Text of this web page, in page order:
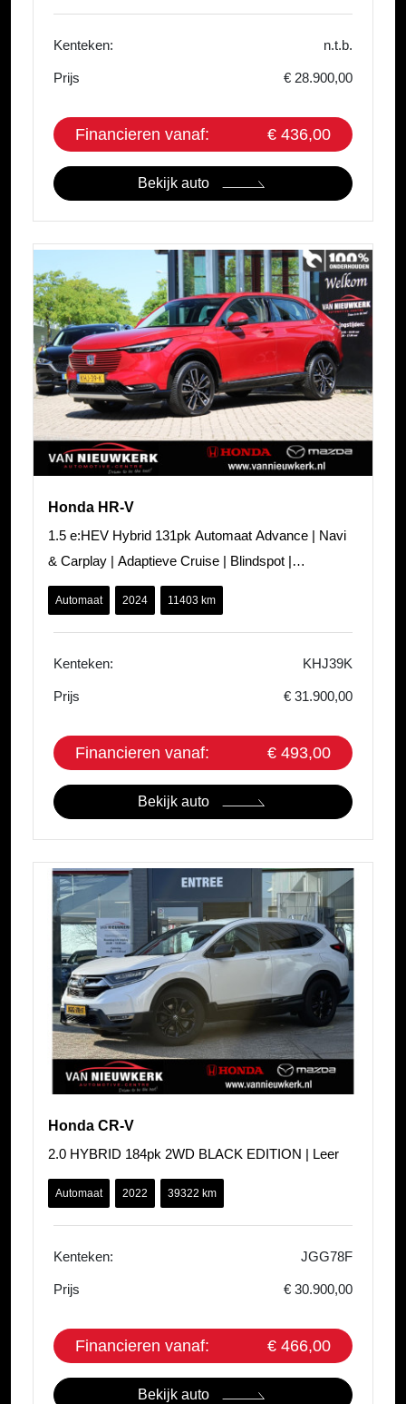
Kenteken: n.t.b.
Prijs € 28.900,00
Financieren vanaf: € 436,00
Bekijk auto
Honda HR-V
1.5 e:HEV Hybrid 131pk Automaat Advance | Navi
& Carplay | Adaptieve Cruise | Blindspot |
Stoel/Stuurverwarming |
Automaat 2024 11403 km
Kenteken: KHJ39K
Prijs € 31.900,00
Financieren vanaf: € 493,00
Bekijk auto
Honda CR-V
2.0 HYBRID 184pk 2WD BLACK EDITION | Leer
Automaat 2022 39322 km
Kenteken: JGG78F
Prijs € 30.900,00
Financieren vanaf: € 466,00
Bekijk auto